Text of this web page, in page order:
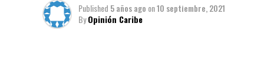
Published 5 años ago on10 septiembre, 2021
ByOpinión Caribe